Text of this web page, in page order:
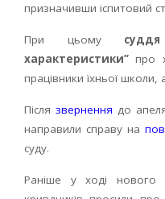
призначивши іспитовий
При цьому
характеристики” про
працівники їхньої школи,
Після звернення до
направили справу на
суду.
Раніше у ході нового